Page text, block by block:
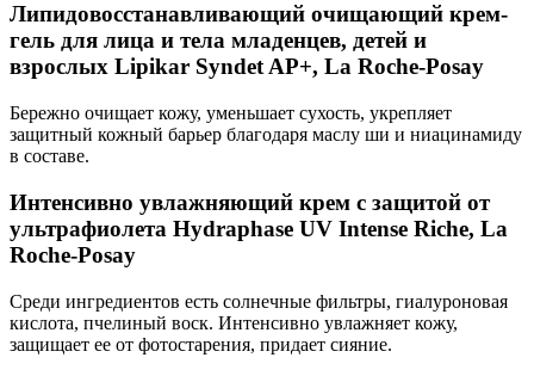
Липидовосстанавливающий очищающий крем-
гель для лица и тела младенцев, детей и
взрослых Lipikar Syndet AP+, La Roche-Posay
Бережно очищает кожу, уменьшает сухость, укрепляет
защитный кожный барьер благодаря маслу ши и ниацинамиду
в составе.
Интенсивно увлажняющий крем с защитой от
ультрафиолета Hydraphase UV Intense Riche, La
Roche-Posay
Среди ингредиентов есть солнечные фильтры, гиалуроновая
кислота, пчелиный воск. Интенсивно увлажняет кожу,
защищает ее от фотостарения, придает сияние.